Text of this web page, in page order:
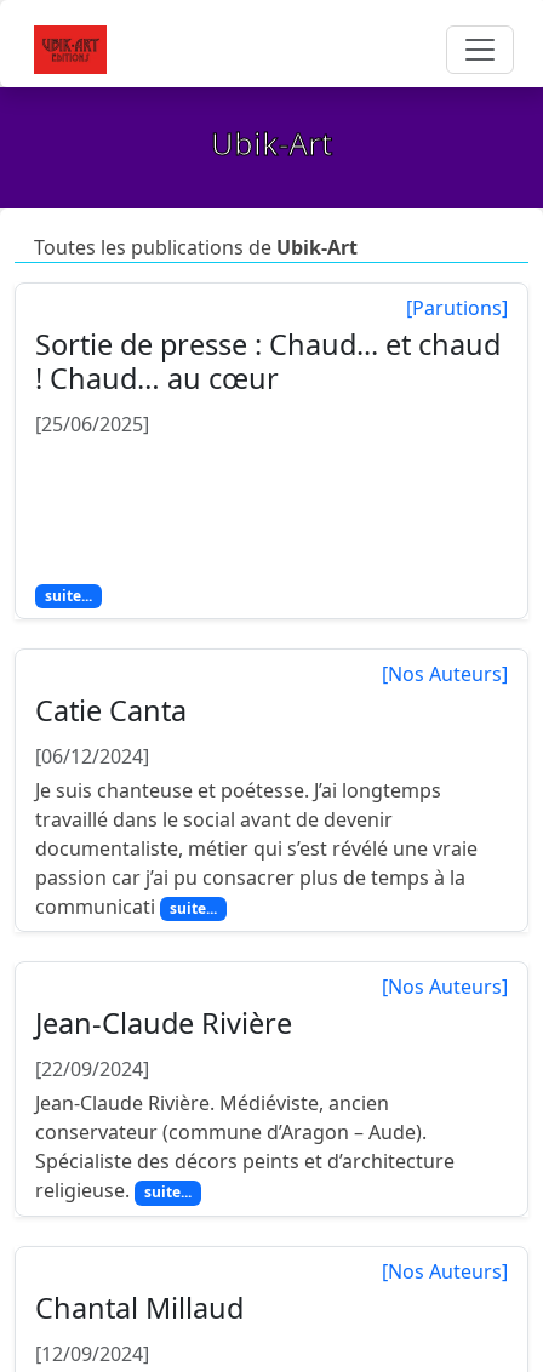
Ubik-Art
Toutes les publications de Ubik-Art
[Parutions]
Sortie de presse : Chaud... et chaud
! Chaud… au cœur
[25/06/2025]
suite...
[Nos Auteurs]
Catie Canta
[06/12/2024]
Je suis chanteuse et poétesse. J’ai longtemps
travaillé dans le social avant de devenir
documentaliste, métier qui s’est révélé une vraie
passion car j’ai pu consacrer plus de temps à la
communicati
suite...
[Nos Auteurs]
Jean-Claude Rivière
[22/09/2024]
Jean-Claude Rivière. Médiéviste, ancien
conservateur (commune d’Aragon – Aude).
Spécialiste des décors peints et d’architecture
religieuse.
suite...
[Nos Auteurs]
Chantal Millaud
[12/09/2024]